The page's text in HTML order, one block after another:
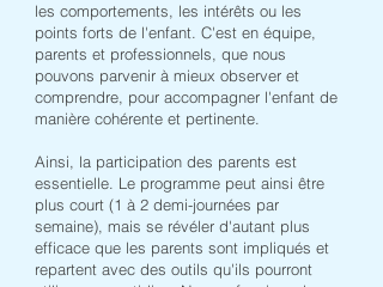
les comportements, les intérêts ou les
points forts de l'enfant. C'est en équipe,
parents et professionnels, que nous
pouvons parvenir à mieux observer et
comprendre, pour accompagner l'enfant de
manière cohérente et pertinente.
Ainsi, la participation des parents est
essentielle. Le programme peut ainsi être
plus court (1 à 2 demi-journées par
semaine), mais se révéler d'autant plus
efficace que les parents sont impliqués et
repartent avec des outils qu'ils pourront